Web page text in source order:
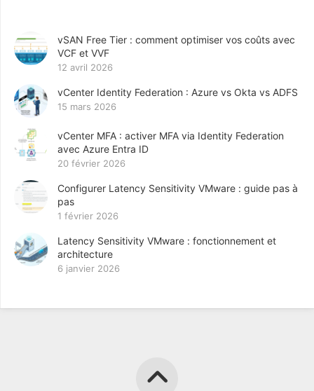
vSAN Free Tier : comment optimiser vos coûts avec
VCF et VVF
12 avril 2026
vCenter Identity Federation : Azure vs Okta vs ADFS
15 mars 2026
vCenter MFA : activer MFA via Identity Federation
avec Azure Entra ID
20 février 2026
Configurer Latency Sensitivity VMware : guide pas à
pas
1 février 2026
Latency Sensitivity VMware : fonctionnement et
architecture
6 janvier 2026